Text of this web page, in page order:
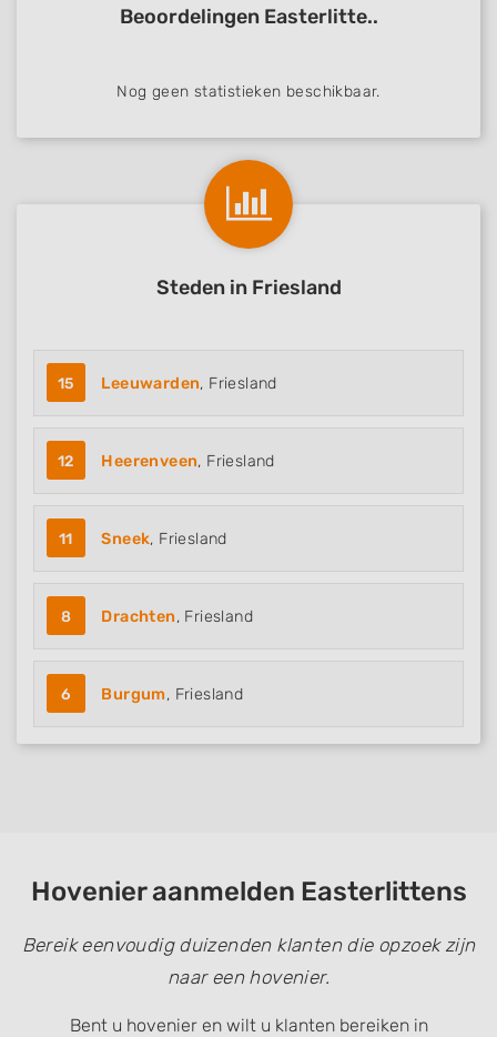
Beoordelingen Easterlitte..
Nog geen statistieken beschikbaar.
Steden in Friesland
15 Leeuwarden, Friesland
12 Heerenveen, Friesland
11 Sneek, Friesland
8 Drachten, Friesland
6 Burgum, Friesland
Hovenier aanmelden Easterlittens
Bereik eenvoudig duizenden klanten die opzoek zijn
naar een hovenier.
Bent u hovenier en wilt u klanten bereiken in